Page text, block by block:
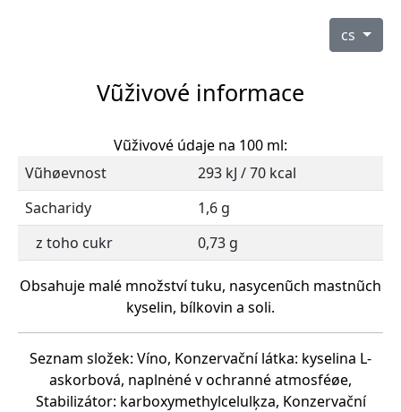
cs
Vũživové informace
Vũživové údaje na 100 ml:
Vũhøevnost
293 kJ / 70 kcal
Sacharidy
1,6 g
z toho cukr
0,73 g
Obsahuje malé množství tuku, nasycenũch mastnũch
kyselin, bílkovin a soli.
Seznam složek: Víno, Konzervační látka: kyselina L-
askorbová, naplnėné v ochranné atmosféøe,
Stabilizátor: karboxymethylcelulķza, Konzervační